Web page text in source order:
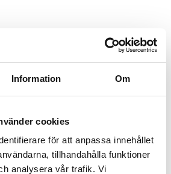
Information Om
cookies
för att anpassa innehållet
tillhandahålla funktioner
analysera vår trafik. Vi